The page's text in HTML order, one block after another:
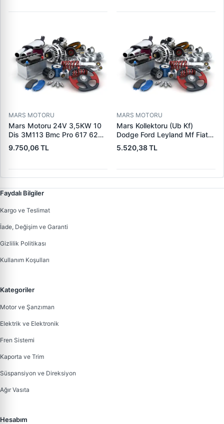
5L8Z11000AC) | PARS PRS-
MARS MOTORU
Mars Motoru 24V 3,5KW 10
Dis 3M113 Bmc Pro 617 620
(619 240 36 619 240 46
Yerine) | LUCAS 619 241 46
9.750,06 TL
MARS MOTORU
Mars Kollektoru (Ub Kf)
Dodge Ford Leyland Mf Fiat
Trans | MAKO 72313941 |
OEM 72313941
5.520,38 TL
Faydalı Bilgiler
Kargo ve Teslimat
İade, Değişim ve Garanti
Gizlilik Politikası
Kullanım Koşulları
Kategoriler
Motor ve Şanzıman
Elektrik ve Elektronik
Fren Sistemi
Kaporta ve Trim
Süspansiyon ve Direksiyon
Ağır Vasıta
Hesabım